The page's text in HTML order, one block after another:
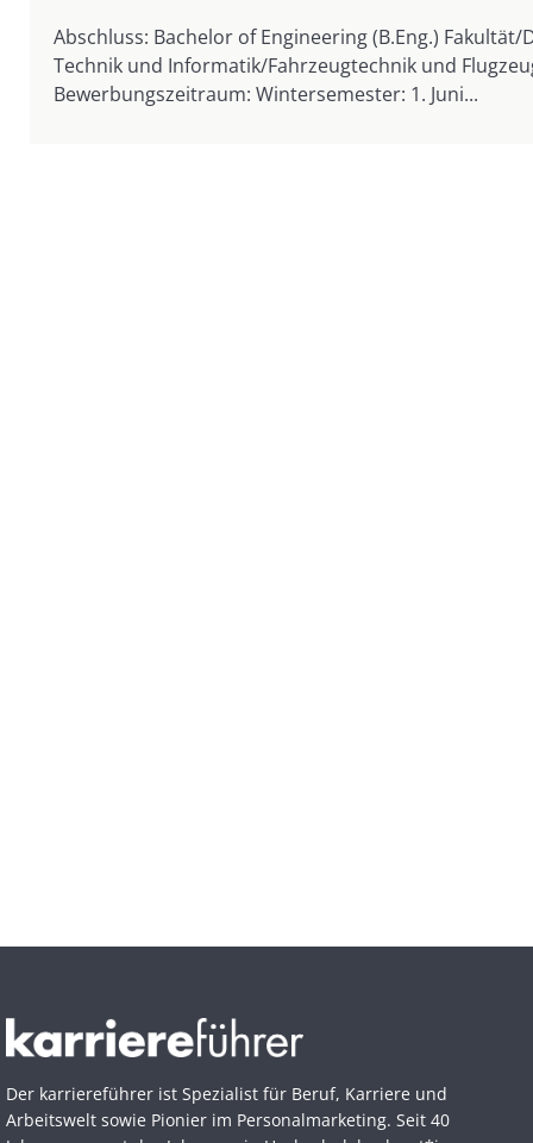
Abschluss: Bachelor of Engineering (B.Eng.)
Technik und Informatik/Fahrzeugtechnik und
Bewerbungszeitraum: Wintersemester: 1. Juni...
Der karriereführer ist Spezialist für Beruf, Karriere und
Arbeitswelt sowie Pionier im Personal­marketing. Seit 40